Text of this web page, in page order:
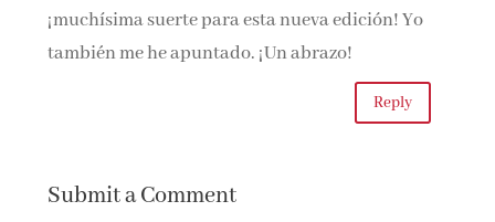
¡muchísima suerte para esta nueva edición! Yo
también me he apuntado. ¡Un abrazo!
Reply
Submit a Comment